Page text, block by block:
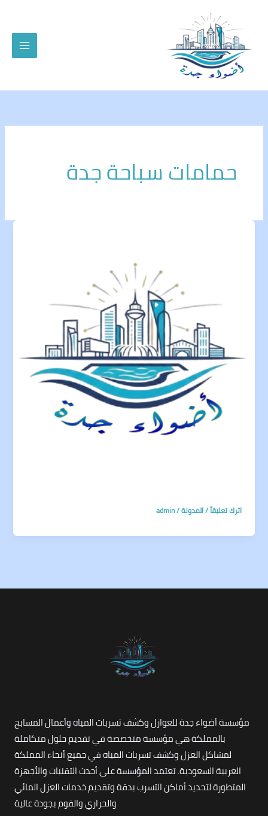
المحتوى
حمامات سباحة جدة
اترك تعليقاً/المدونة/
admin
مؤسسة أضواء جدة للعوازل وكشف تسربات المياه وأعمال المسابح
بالمملكة هي مؤسسة متخصصة في تقديم حلول متكاملة
لمشاكل العزل وكشف تسربات المياه في جميع أنحاء المملكة
العربية السعودية. تعتمد المؤسسة على أحدث التقنيات والأجهزة
المتطورة لتحديد أماكن التسرب بدقة وتقديم خدمات العزل المائي
والحراري والفوم بجودة عالية